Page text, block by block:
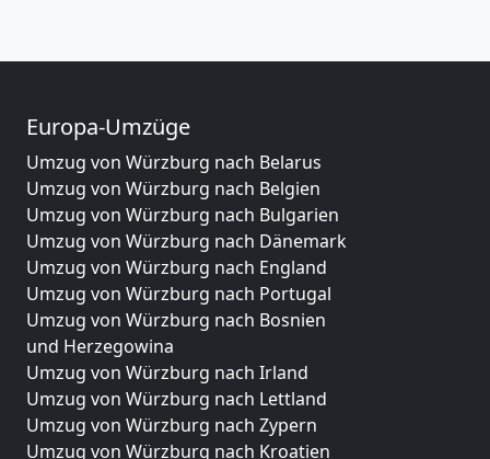
Europa-Umzüge
Umzug von Würzburg nach Belarus
Umzug von Würzburg nach Belgien
Umzug von Würzburg nach Bulgarien
Umzug von Würzburg nach Dänemark
Umzug von Würzburg nach England
Umzug von Würzburg nach Portugal
Umzug von Würzburg nach Bosnien
und Herzegowina
Umzug von Würzburg nach Irland
Umzug von Würzburg nach Lettland
Umzug von Würzburg nach Zypern
Umzug von Würzburg nach Kroatien